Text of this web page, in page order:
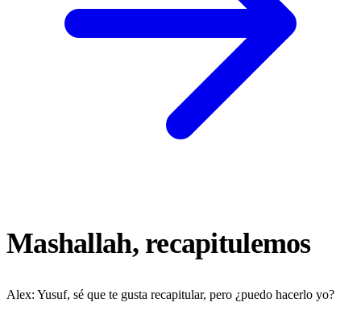
Mashallah, recapitulemos
Alex: Yusuf, sé que te gusta recapitular, pero ¿puedo hacerlo yo?